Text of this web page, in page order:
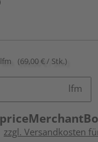
(69,00 € / Stk.)
lfm
zzgl. Versandkosten